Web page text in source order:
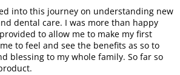
into this journey on understanding new
dental care. I was more than happy
to allow me to make my first
to feel and see the benefits as so to
blessing to my whole family. So far so